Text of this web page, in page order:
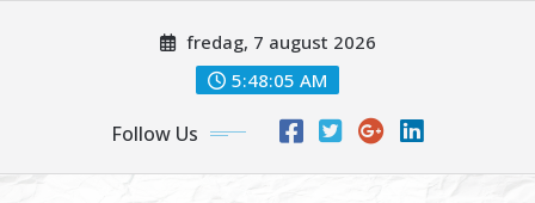
fredag, 7 august 2026
5:48:05 AM
Follow Us